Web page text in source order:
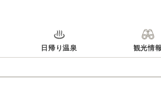
日帰り温泉 観光情報